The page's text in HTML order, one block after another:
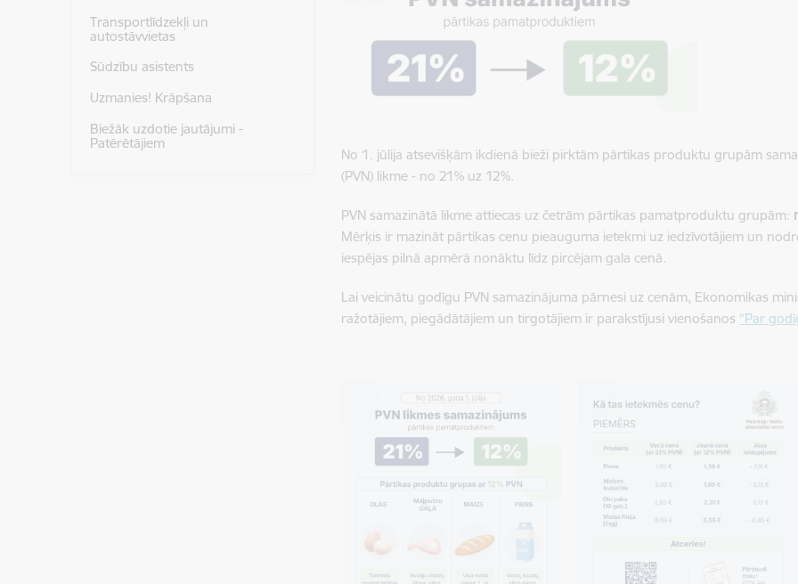
Transportlīdzekļi un
autostāvvietas
Sūdzību asistents
Uzmanies! Krāpšana
Biežāk uzdotie jautājumi -
Patērētājiem
No 1. jūlija atsevišķām ikdienā bieži pirktām pārtikas produktu grupām
(PVN) likme - no 21% uz 12%.
PVN samazinātā likme attiecas uz četrām pārtikas pamatproduktu grupām:
Mērķis ir mazināt pārtikas cenu pieauguma ietekmi uz iedzīvotājiem un
iespējas pilnā apmērā nonāktu līdz pircējam gala cenā.
Lai veicinātu godīgu PVN samazinājuma pārnesi uz cenām, Ekonomikas
ražotājiem, piegādātājiem un tirgotājiem ir parakstījusi vienošanos “Par